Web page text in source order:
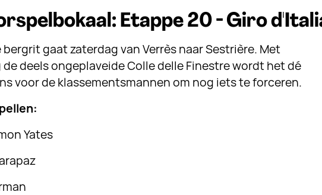
Etappe 20 - Giro
bergrit gaat zaterdag van Verrès naar Sestrière. Met
deels ongeplaveide Colle delle Finestre wordt het dé
voor de klassementsmannen om nog iets te forceren.
Yates